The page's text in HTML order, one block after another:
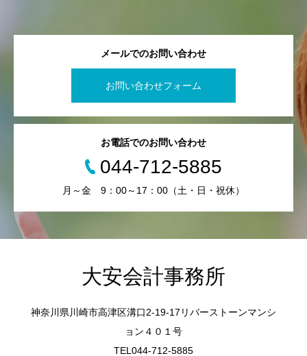
メールでのお問い合わせ
お問い合わせフォーム
お電話でのお問い合わせ
044-712-5885
月～金 9：00～17：00（土・日・祝休）
大安会計事務所
神奈川県川崎市高津区溝口2-19-17リバーストーンマンシ
ョン４０１号
TEL044-712-5885